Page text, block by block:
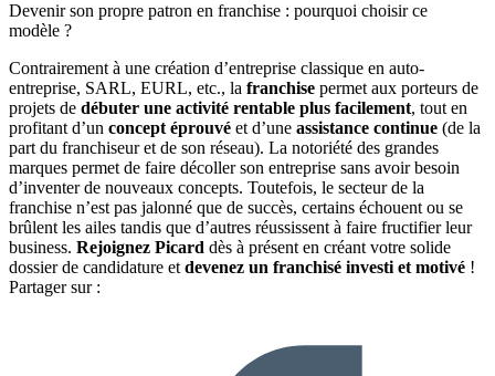
Devenir son propre patron en franchise : pourquoi choisir ce
modèle ?
Contrairement à une création d’entreprise classique en auto-
entreprise, SARL, EURL, etc., la franchise permet aux porteurs de
projets de débuter une activité rentable plus facilement, tout en
profitant d’un concept éprouvé et d’une assistance continue (de la
part du franchiseur et de son réseau). La notoriété des grandes
marques permet de faire décoller son entreprise sans avoir besoin
d’inventer de nouveaux concepts. Toutefois, le secteur de la
franchise n’est pas jalonné que de succès, certains échouent ou se
brûlent les ailes tandis que d’autres réussissent à faire fructifier leur
business. Rejoignez Picard dès à présent en créant votre solide
dossier de candidature etdevenez un franchisé investi et motivé !
Partager sur :